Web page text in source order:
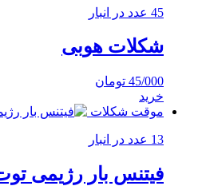
45 عدد در انبار
شکلات هوبی
45/000 تومان
خرید
موقت شکلات
13 عدد در انبار
فیتنس بار رژیمی